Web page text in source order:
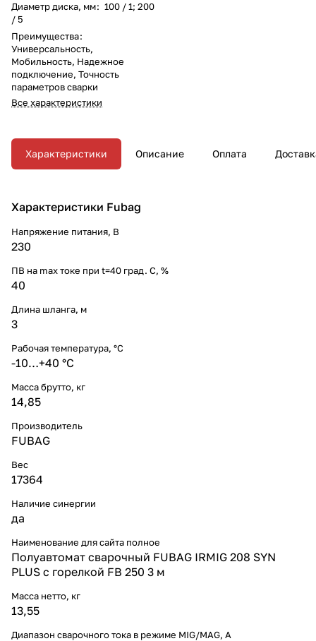
Диаметр диска, мм: 100 / 1; 200
/ 5
Преимущества:
Универсальность,
Мобильность, Надежное
подключение, Точность
параметров сварки
Все характеристики
Характеристики Описание Оплата
Характеристики Fubag
Напряжение питания, В
230
ПВ на max токе при t=40 град. С, %
40
Длина шланга, м
3
Рабочая температура, °C
-10…+40 °С
Масса брутто, кг
14,85
Производитель
FUBAG
Вес
17364
Наличие синергии
да
Наименование для сайта полное
Полуавтомат сварочный FUBAG IRMIG 208 SYN
PLUS c горелкой FB 250 3 м
Масса нетто, кг
13,55
Диапазон сварочного тока в режиме MIG/MAG, A